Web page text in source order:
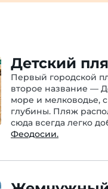
Детский
Первый городской
второе название —
море и мелководье,
глубины. Пляж
сюда всегда легко
Феодосии.